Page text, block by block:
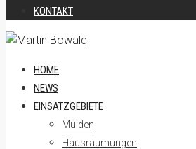
KONTAKT
HOME
NEWS
EINSATZGEBIETE
Mulden
Hausräumungen